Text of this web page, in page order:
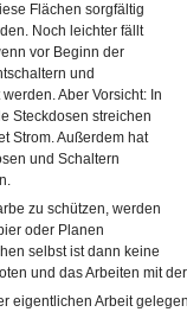
Flächen sorgfältig
Noch leichter fällt
vor Beginn der
und
Aber Vorsicht: In
Steckdosen streichen
Strom. Außerdem hat
und Schaltern
zu schützen, werden
oder Planen
selbst ist dann keine
und das Arbeiten mit
eigentlichen Arbeit